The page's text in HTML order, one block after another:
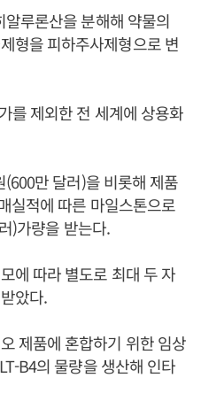
루론산을 분해해 약물의
형을 피하주사제형으로 변
를 제외한 전 세계에 상용화
만 달러)을 비롯해 제품
실적에 따른 마일스톤으로
)가량을 받는다.
에 따라 별도로 최대 두 자
았다.
제품에 혼합하기 위한 임상
B4의 물량을 생산해 인타